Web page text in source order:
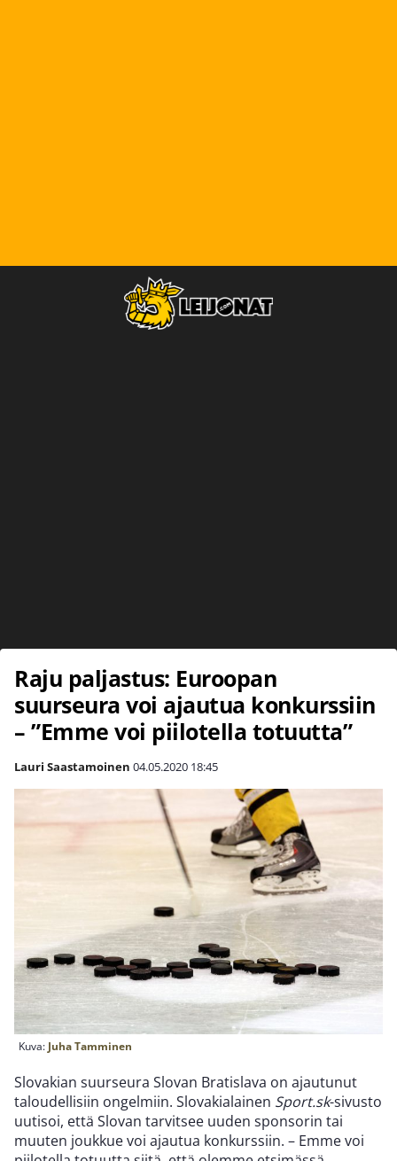
Raju paljastus: Euroopan
suurseura voi ajautua konkurssiin
– ”Emme voi piilotella totuutta”
Lauri Saastamoinen 04.05.2020 18:45
Kuva: Juha Tamminen
Slovakian suurseura Slovan Bratislava on ajautunut
taloudellisiin ongelmiin. Slovakialainen Sport.sk-sivusto
uutisoi, että Slovan tarvitsee uuden sponsorin tai
muuten joukkue voi ajautua konkurssiin. – Emme voi